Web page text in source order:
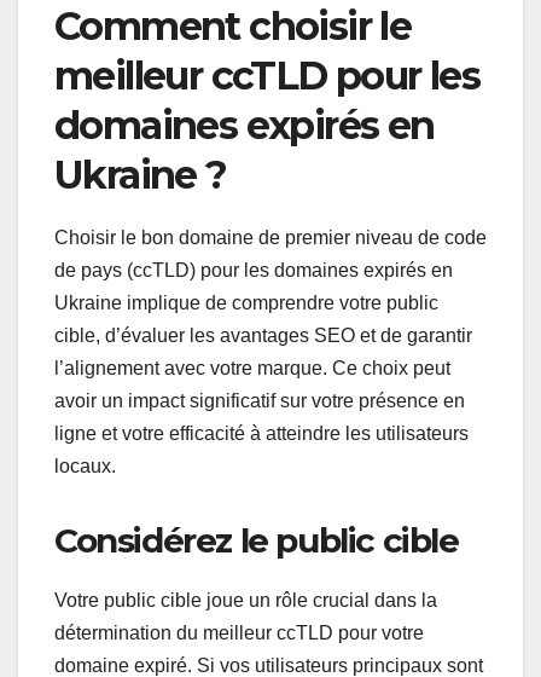
Comment choisir le
meilleur ccTLD pour les
domaines expirés en
Ukraine ?
Choisir le bon domaine de premier niveau de code
de pays (ccTLD) pour les domaines expirés en
Ukraine implique de comprendre votre public
cible, d’évaluer les avantages SEO et de garantir
l’alignement avec votre marque. Ce choix peut
avoir un impact significatif sur votre présence en
ligne et votre efficacité à atteindre les utilisateurs
locaux.
Considérez le public cible
Votre public cible joue un rôle crucial dans la
détermination du meilleur ccTLD pour votre
domaine expiré. Si vos utilisateurs principaux sont